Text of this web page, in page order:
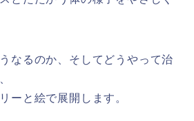
なるのか、そしてどうやって治
ーと絵で展開します。